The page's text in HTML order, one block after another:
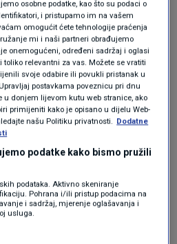
, predsjednik uprave
pišu o pukotinama na
mostu: Oglasili se iz
cesta
3. ožu.
Pelješkog mosta dobio
projekt: dalmatinski "Golden
u listopadu, nakon
bi trajati do početka
osobne podatke, kao što su podaci o
i pristupamo im na vašem
omogućit ćete tehnologije praćenja
mi i naši partneri obrađujemo
onemogućeni, određeni sadržaj i oglasi
relevantni za vas. Možete se vratiti
svoje odabire ili povukli pristanak u
postavkama poveznicu pri dnu
u donjem lijevom kutu web stranice, ako
primijeniti kako je opisano u dijelu Web-
našu Politiku privatnosti.
Dodatne
podatke kako bismo pružili
podataka. Aktivno skeniranje
Pohrana i/ili pristup podacima na
i sadržaj, mjerenje oglašavanja i
usluga.